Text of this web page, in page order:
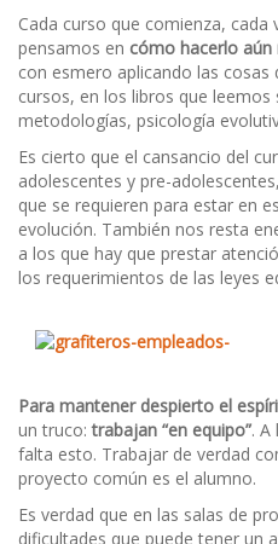
Cada curso que comienza,
pensamos en cómo hacerlo
con esmero aplicando las cosas
cursos, en los libros que leemos
metodologías, psicología
Es cierto que el cansancio del
adolescentes y pre-adolescentes,
que se requieren para estar en
evolución. También nos resta
a los que hay que prestar
los requerimientos de las leyes
Para mantener despierto el
un truco:trabajan “en equipo”. A
falta esto. Trabajar de verdad
proyecto común es el alumno.
Es verdad que en las salas de
dificultades que puede tener un